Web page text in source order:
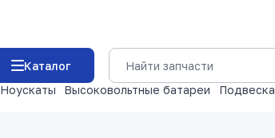
Каталог
Ноускаты Высоковольтные батареи Подвеска